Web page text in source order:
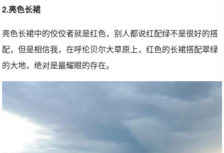
2.亮色长裙
亮色长裙中的佼佼者就是红色，别人都说红配绿不是很好的搭
配，但是相信我，在呼伦贝尔大草原上，红色的长裙搭配翠绿
的大地，绝对是最耀眼的存在。